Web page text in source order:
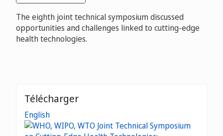
The eighth joint technical symposium discussed
opportunities and challenges linked to cutting-edge
health technologies.
Télécharger
English